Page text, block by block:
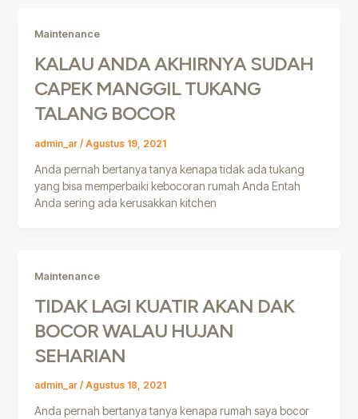
Maintenance
KALAU ANDA AKHIRNYA SUDAH
CAPEK MANGGIL TUKANG
TALANG BOCOR
admin_ar / Agustus 19, 2021
Anda pernah bertanya tanya kenapa tidak ada tukang
yang bisa memperbaiki kebocoran rumah Anda Entah
Anda sering ada kerusakkan kitchen
Maintenance
TIDAK LAGI KUATIR AKAN DAK
BOCOR WALAU HUJAN
SEHARIAN
admin_ar / Agustus 18, 2021
Anda pernah bertanya tanya kenapa rumah saya bocor